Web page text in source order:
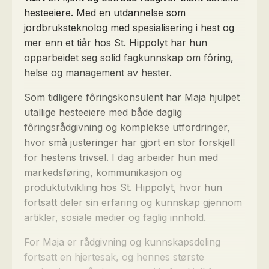
hesteeiere. Med en utdannelse som
jordbruksteknolog med spesialisering i hest og
mer enn et tiår hos St. Hippolyt har hun
opparbeidet seg solid fagkunnskap om fôring,
helse og management av hester.
Som tidligere fôringskonsulent har Maja hjulpet
utallige hesteeiere med både daglig
fôringsrådgivning og komplekse utfordringer,
hvor små justeringer har gjort en stor forskjell
for hestens trivsel. I dag arbeider hun med
markedsføring, kommunikasjon og
produktutvikling hos St. Hippolyt, hvor hun
fortsatt deler sin erfaring og kunnskap gjennom
artikler, sosiale medier og faglig innhold.
For Maja er rådgivning og kunnskapsdeling
fortsatt en hjertesak, og hennes største